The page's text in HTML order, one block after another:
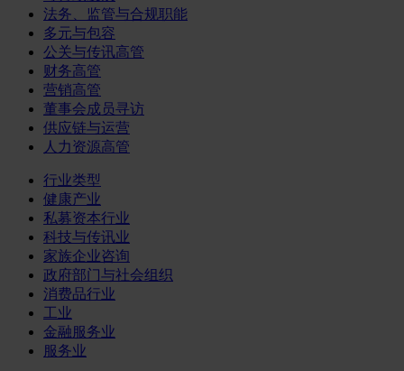
法务、监管与合规职能
多元与包容
公关与传讯高管
财务高管
营销高管
董事会成员寻访
供应链与运营
人力资源高管
行业类型
健康产业
私募资本行业
科技与传讯业
家族企业咨询
政府部门与社会组织
消费品行业
工业
金融服务业
服务业